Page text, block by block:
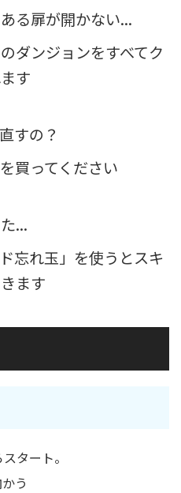
る扉が開かない...
ダンジョンをすべてク
す
すの？
買ってください
...
忘れ玉」を使うとスキ
ます
タート。
う